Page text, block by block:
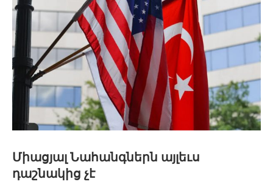
Միացյալ Նահանգներն այլեւս
դաշնակից չէ